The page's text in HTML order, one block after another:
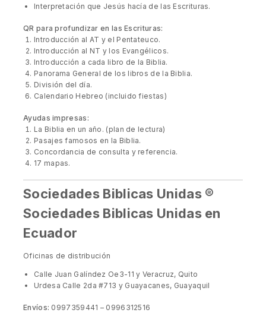
Interpretación que Jesús hacía de las Escrituras.
QR para profundizar en las Escrituras:
Introducción al AT y el Pentateuco.
Introducción al NT y los Evangélicos.
Introducción a cada libro de la Biblia.
Panorama General de los libros de la Biblia.
División del día.
Calendario Hebreo (incluido fiestas)
Ayudas impresas:
La Biblia en un año. (plan de lectura)
Pasajes famosos en la Biblia.
Concordancia de consulta y referencia.
17 mapas.
Sociedades Biblicas Unidas ®
Sociedades Biblicas Unidas en
Ecuador
Oficinas de distribución
Calle Juan Galíndez Oe3-11 y Veracruz, Quito
Urdesa Calle 2da #713 y Guayacanes, Guayaquil
Envíos: 0997359441 – 0996312516